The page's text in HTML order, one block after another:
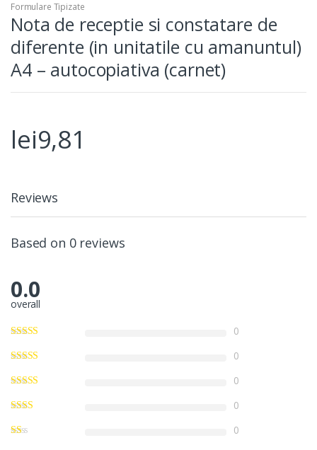
Formulare Tipizate
Nota de receptie si constatare de
diferente (in unitatile cu amanuntul)
A4 – autocopiativa (carnet)
lei9,81
Reviews
Based on 0 reviews
0.0
overall
0
0
0
0
0